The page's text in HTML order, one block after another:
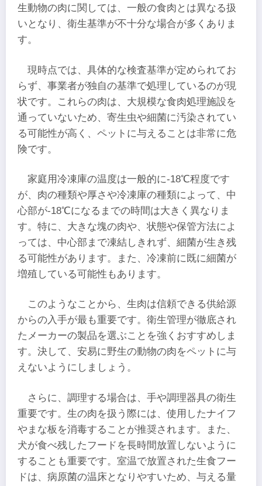
生動物の肉に関しては、一般の食肉とは異なる扱
いとなり、衛生基準が不十分な場合が多くありま
す。
現時点では、具体的な検査基準が定められてお
らず、事業者が独自の基準で処理しているのが現
状です。これらの肉は、大規模な食肉処理施設を
通っていないため、寄生虫や細菌に汚染されてい
る可能性が高く、ペットに与えることは非常に危
険です。
家庭用冷凍庫の温度は一般的に-18℃程度です
が、肉の種類や厚さや冷凍庫の種類によって、中
心部が-18℃になるまでの時間は大きく異なりま
す。特に、大きな塊の肉や、状態や保管方法によ
っては、中心部まで凍結しきれず、細菌が生き残
る可能性があります。また、冷凍前に既に細菌が
増殖している可能性もあります。
このようなことから、生肉は信頼できる供給源
からの入手が最も重要です。衛生管理が徹底され
たメーカーの製品を選ぶことを強くおすすめしま
す。決して、安易に野生の動物の肉をペットに与
えないようにしましょう。
さらに、調理する場合は、手や調理器具の衛生
重要です。生の肉を扱う際には、使用したナイフ
やまな板を消毒することが推奨されます。また、
犬が食べ残したフードを長時間放置しないように
することも重要です。室温で放置された生食フー
ドは、病原菌の温床となりやすいため、与える量